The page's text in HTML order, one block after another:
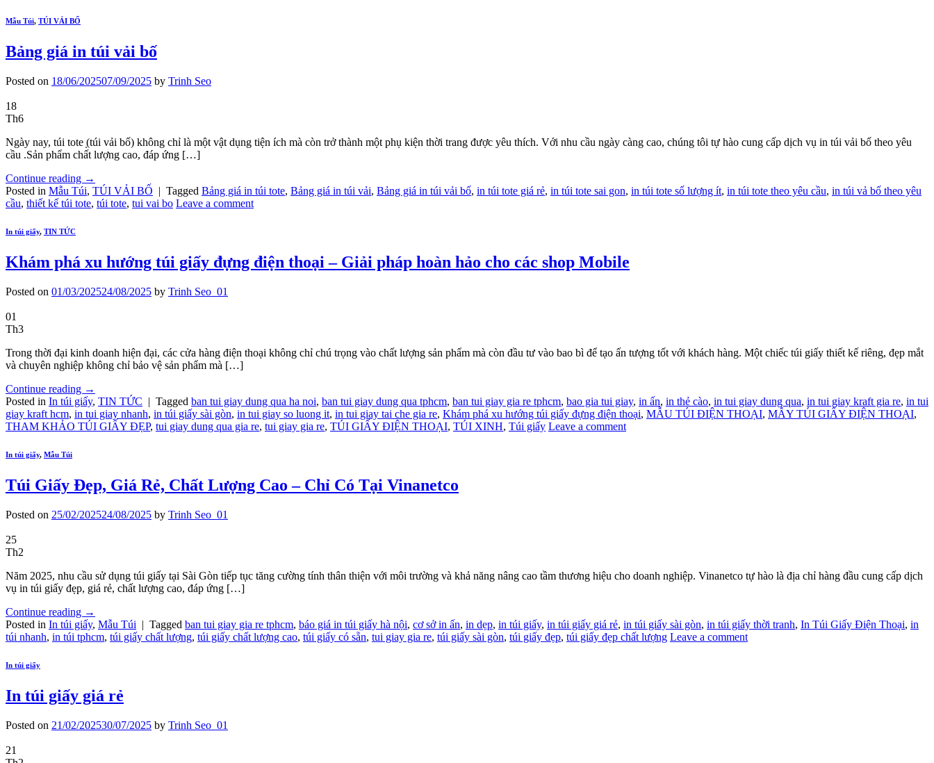
Mẫu Túi, TÚI VẢI BỐ
Bảng giá in túi vải bố
Posted on 18/06/202507/09/2025 by Trinh Seo
18
Th6
Ngày nay, túi tote ̣(túi vải bố) không chỉ là một vật dụng tiện ích mà còn trở thành một phụ kiện thời trang được yêu thích. Với nhu cầu ngày càng cao, chúng tôi tự hào cung cấp dịch vụ in túi vải bố theo yêu
cầu .Sản phẩm chất lượng cao, đáp ứng […]
Continue reading →
Posted in Mẫu Túi, TÚI VẢI BỐ | Tagged Bảng giá in túi tote, Bảng giá in túi vải, Bảng giá in túi vải bố, in túi tote giá rẻ, in túi tote sai gon, in túi tote số lượng ít, in túi tote theo yêu cầu, in túi vả bố theo yêu
cầu, thiết kế túi tote, túi tote, tui vai bo Leave a comment
In túi giấy, TIN TỨC
Khám phá xu hướng túi giấy đựng điện thoại – Giải pháp hoàn hảo cho các shop Mobile
Posted on 01/03/202524/08/2025 by Trinh Seo_01
01
Th3
Trong thời đại kinh doanh hiện đại, các cửa hàng điện thoại không chỉ chú trọng vào chất lượng sản phẩm mà còn đầu tư vào bao bì để tạo ấn tượng tốt với khách hàng. Một chiếc túi giấy thiết kế riêng, đẹp mắt
và chuyên nghiệp không chỉ bảo vệ sản phẩm mà […]
Continue reading →
Posted in In túi giấy, TIN TỨC | Tagged ban tui giay dung qua ha noi, ban tui giay dung qua tphcm, ban tui giay gia re tphcm, bao gia tui giay, in ấn, in thẻ cào, in tui giay dung qua, in tui giay kraft gia re, in tui
giay kraft hcm, in tui giay nhanh, in túi giấy sài gòn, in tui giay so luong it, in tui giay tai che gia re, Khám phá xu hướng túi giấy đựng điện thoại, MẪU TÚI ĐIỆN THOẠI, MẪY TÚI GIẤY ĐIỆN THOẠI,
THAM KHẢO TÚI GIẤY ĐẸP, tui giay dung qua gia re, tui giay gia re, TÚI GIẤY ĐIỆN THOẠI, TÚI XINH, Túi giấy Leave a comment
In túi giấy, Mẫu Túi
Túi Giấy Đẹp, Giá Rẻ, Chất Lượng Cao – Chỉ Có Tại Vinanetco
Posted on 25/02/202524/08/2025 by Trinh Seo_01
25
Th2
Năm 2025, nhu cầu sử dụng túi giấy tại Sài Gòn tiếp tục tăng cường tính thân thiện với môi trường và khả năng nâng cao tầm thương hiệu cho doanh nghiệp. Vinanetco tự hào là địa chỉ hàng đầu cung cấp dịch
vụ in túi giấy đẹp, giá rẻ, chất lượng cao, đáp ứng […]
Continue reading →
Posted in In túi giấy, Mẫu Túi | Tagged ban tui giay gia re tphcm, báo giá in túi giấy hà nội, cơ sở in ấn, in dẹp, in túi giấy, in túi giấy giá rẻ, in túi giấy sài gòn, in túi giấy thời tranh, In Túi Giấy Điện Thoại, in
túi nhanh, in túi tphcm, túi giấy chất lượng, túi giấy chất lượng cao, túi giấy có sẵn, tui giay gia re, túi giấy sài gòn, túi giấy đẹp, túi giấy đẹp chất lượng Leave a comment
In túi giấy
In túi giấy giá rẻ
Posted on 21/02/202530/07/2025 by Trinh Seo_01
21